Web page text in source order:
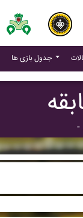
جدول بازی ها